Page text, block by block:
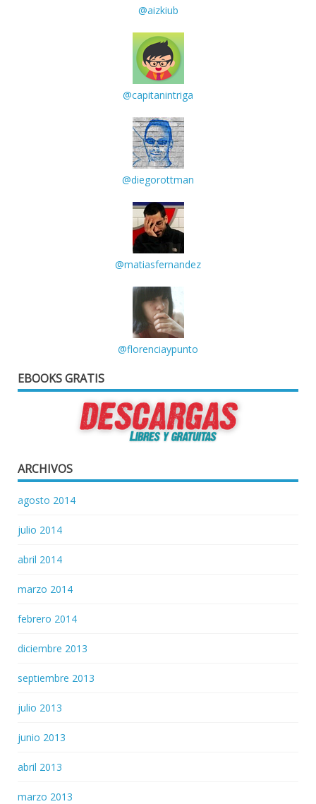
@aizkiub
@capitanintriga
@diegorottman
@matiasfernandez
@florenciaypunto
EBOOKS GRATIS
ARCHIVOS
agosto 2014
julio 2014
abril 2014
marzo 2014
febrero 2014
diciembre 2013
septiembre 2013
julio 2013
junio 2013
abril 2013
marzo 2013